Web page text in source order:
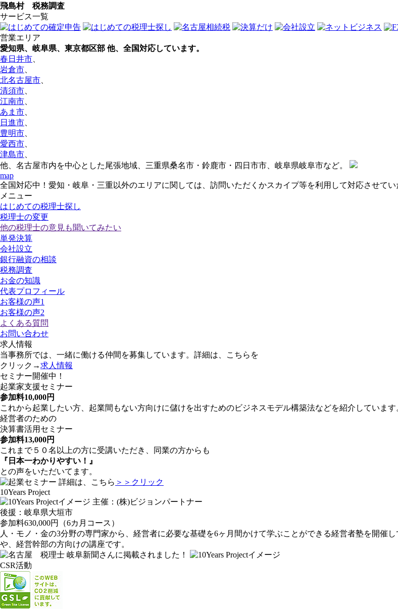
飛島村 税務調査
サービス一覧
営業エリア
愛知県、岐阜県、東京都区部 他、全国対応しています。
春日井市
岩倉市
北名古屋市
清須市
江南市
あま市
日進市
豊明市
愛西市
津島市
他、名古屋市内を中心とした尾張地域、三重県桑名市・鈴鹿市・四日市市、岐阜県岐阜市など。
map
全国対応中！愛知・岐阜・三重以外のエリアに関しては、訪問いただくかスカイプ等を利用して対応させてい
メニュー
はじめての税理士探し
税理士の変更
他の税理士の意見も聞いてみたい
単発決算
会社設立
銀行融資の相談
税務調査
お金の知識
代表プロフィール
お客様の声1
お客様の声2
よくある質問
お問い合わせ
求人情報
当事務所では、一緒に働ける仲間を募集しています。詳細は、こちらを
クリック→求人情報
セミナー開催中！
起業家支援セミナー
参加料10,000円
これから起業したい方、起業間もない方向けに儲けを出すためのビジネスモデル構築法などを紹介しています
経営者のための
決算書活用セミナー
参加料13,000円
これまで５０名以上の方に受講いただき、同業の方からも
『日本一わかりやすい！』
との声をいただいてます。
詳細は、こちら ＞＞クリック
10Years Project
主催：(株)ビジョンパートナー
後援：岐阜県大垣市
参加料630,000円（6カ月コース）
人・モノ・金の3分野の専門家から、経営者に必要な基礎を6ヶ月間かけて学ぶことができる経営者塾を開催
や、経営幹部の方向けの講座です。
岐阜新聞さんに掲載されました！
CSR活動